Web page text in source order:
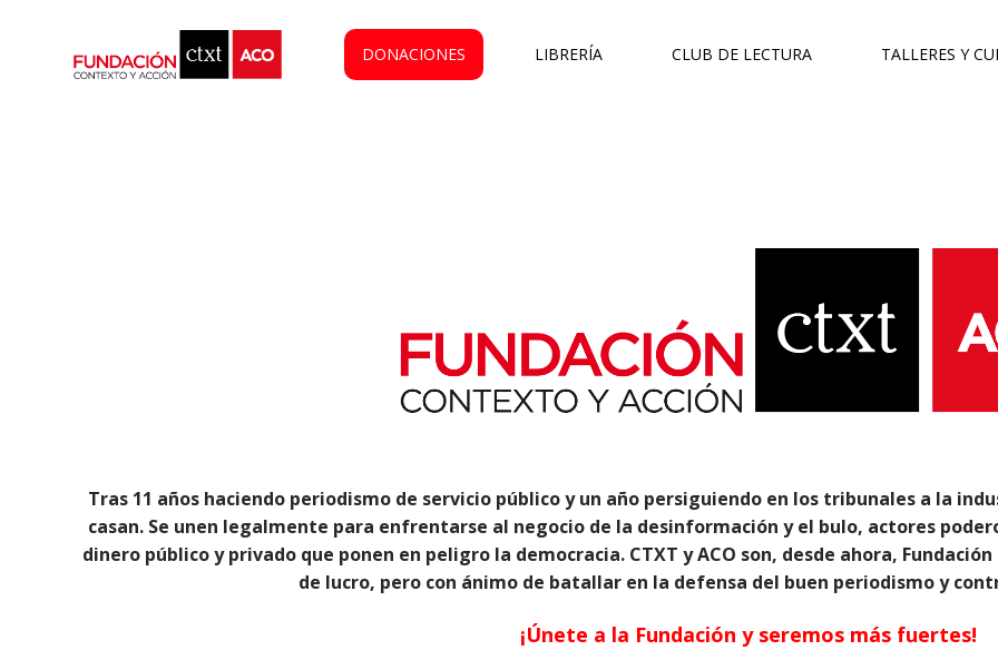
DONACIONES LIBRERÍA CLUB DE LECTURA TALLERES Y
Tras 11 años haciendo periodismo de servicio público y un año persiguiendo en los tribunales a la
casan. Se unen legalmente para enfrentarse al negocio de la desinformación y el bulo, actores
dinero público y privado que ponen en peligro la democracia. CTXT y ACO son, desde ahora,
de lucro, pero con ánimo de batallar en la defensa del buen periodismo y
¡Únete a la Fundación y seremos más fuertes!